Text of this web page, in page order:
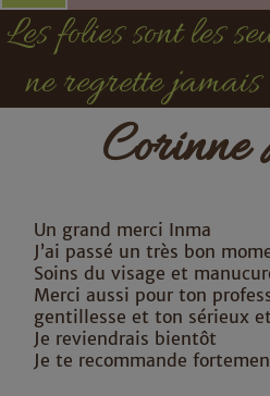
Les folies sont les
ne regrette
Un grand merci Inma
J’ai passé un très bon
Soins du visage et
Merci aussi pour ton
gentillesse et ton sérieux
Je reviendrais bientôt
Je te recommande